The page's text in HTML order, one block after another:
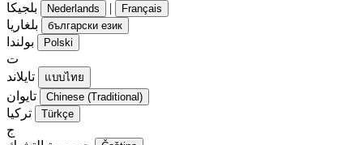
بلجيكا
Nederlands | Français
بلغاريا български език
بولندا Polski
ت
تايلاند
แบบไทย
تايوان Chinese (Traditional)
تركيا Türkçe
ج